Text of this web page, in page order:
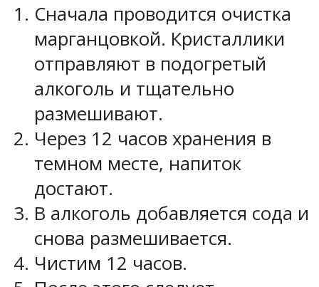
Сначала проводится очистка
марганцовкой. Кристаллики
отправляют в подогретый
алкоголь и тщательно
размешивают.
Через 12 часов хранения в
темном месте, напиток
достают.
В алкоголь добавляется сода и
снова размешивается.
Чистим 12 часов.